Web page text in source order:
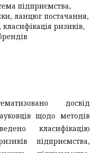
підприємства,
ланцюг постачання,
ризиків,
досвід
щодо методів
класифікацію
підприємства,